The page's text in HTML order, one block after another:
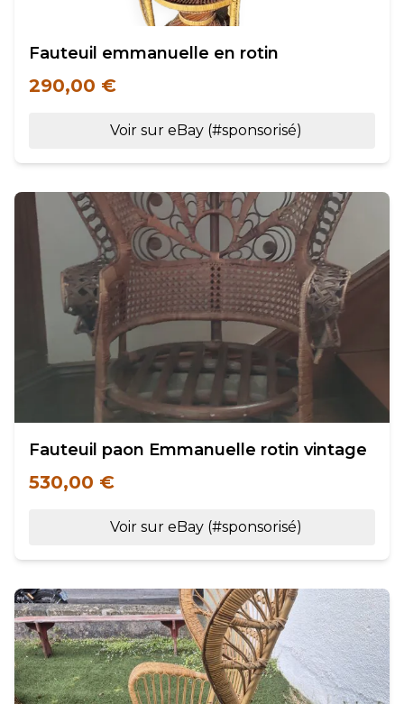
Fauteuil emmanuelle en rotin
290,00 €
Voir sur eBay (#sponsorisé)
Fauteuil paon Emmanuelle rotin vintage
530,00 €
Voir sur eBay (#sponsorisé)